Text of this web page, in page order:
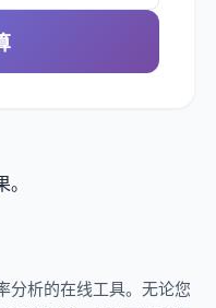
分析的在线工具。无论您